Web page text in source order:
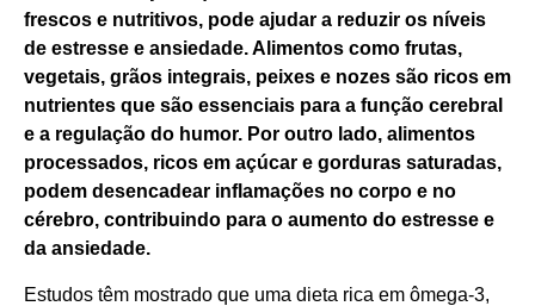
frescos e nutritivos, pode ajudar a reduzir os níveis
de estresse e ansiedade. Alimentos como frutas,
vegetais, grãos integrais, peixes e nozes são ricos em
nutrientes que são essenciais para a função cerebral
e a regulação do humor. Por outro lado, alimentos
processados, ricos em açúcar e gorduras saturadas,
podem desencadear inflamações no corpo e no
cérebro, contribuindo para o aumento do estresse e
da ansiedade.
Estudos têm mostrado que uma dieta rica em ômega-3,